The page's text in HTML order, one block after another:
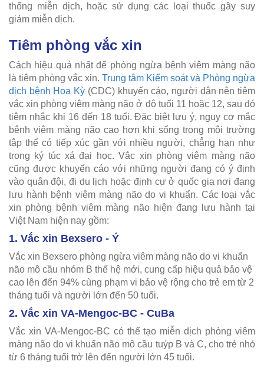
thống miễn dịch, hoặc sử dụng các loại thuốc gây suy
giảm miễn dịch.
Tiêm phòng vắc xin
Cách hiệu quả nhất để phòng ngừa bệnh viêm màng não
là tiêm phòng vắc xin. Trung tâm Kiểm soát và Phòng ngừa
dịch bệnh Hoa Kỳ (CDC) khuyến cáo, người dân nên tiêm
vắc xin phòng viêm màng não ở độ tuổi 11 hoặc 12, sau đó
tiêm nhắc khi 16 đến 18 tuổi. Đặc biệt lưu ý, nguy cơ mắc
bệnh viêm màng não cao hơn khi sống trong môi trường
tập thể có tiếp xúc gần với nhiều người, chẳng hạn như
trong ký túc xá đại học. Vắc xin phòng viêm màng não
cũng được khuyến cáo với những người đang có ý định
vào quân đội, đi du lịch hoặc định cư ở quốc gia nơi đang
lưu hành bệnh viêm màng não do vi khuẩn. Các loại vắc
xin phòng bệnh viêm màng não hiện đang lưu hành tại
Việt Nam hiện nay gồm:
1. Vắc xin Bexsero - Ý
Vắc xin Bexsero phòng ngừa viêm màng não do vi khuẩn
não mô cầu nhóm B thế hệ mới, cung cấp hiệu quả bảo vệ
cao lên đến 94% cùng phạm vi bảo vệ rộng cho trẻ em từ 2
tháng tuổi và người lớn đến 50 tuổi.
2. Vắc xin VA-Mengoc-BC - CuBa
Vắc xin VA-Mengoc-BC có thể tạo miễn dịch phòng viêm
màng não do vi khuẩn não mô cầu tuýp B và C, cho trẻ nhỏ
từ 6 tháng tuổi trở lên đến người lớn 45 tuổi.